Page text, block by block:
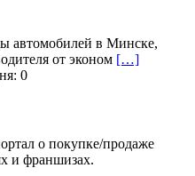
автомобилей в Минске,
от эконом […]
0
о покупке/продаже
и франшизах.